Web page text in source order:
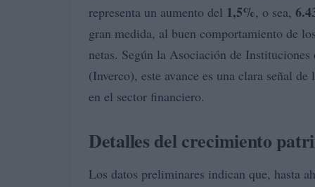
representa un aumento del 1,5%, o sea,
gran medida, al buen comportamiento de
netas. Según la Asociación de
(Inverco), este avance es una clara señal
en el sector financiero.
Detalles del crecimiento
Los datos preliminares indican que, hasta